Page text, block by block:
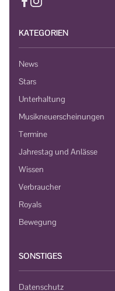
KATEGORIEN
News
Stars
Unterhaltung
Musikneuerscheinungen
Termine
Jahrestag und Anlässe
Wissen
Verbraucher
Royals
Bewegung
SONSTIGES
Datenschutz